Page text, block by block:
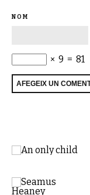
NOM
× 9 = 81